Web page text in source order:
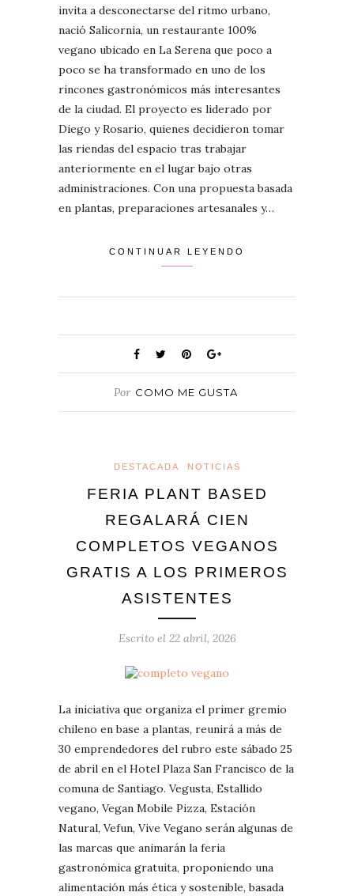
invita a desconectarse del ritmo urbano,
nació Salicornia, un restaurante 100%
vegano ubicado en La Serena que poco a
poco se ha transformado en uno de los
rincones gastronómicos más interesantes
de la ciudad. El proyecto es liderado por
Diego y Rosario, quienes decidieron tomar
las riendas del espacio tras trabajar
anteriormente en el lugar bajo otras
administraciones. Con una propuesta basada
en plantas, preparaciones artesanales y…
CONTINUAR LEYENDO
Por COMO ME GUSTA
DESTACADA NOTICIAS
FERIA PLANT BASED
REGALARÁ CIEN
COMPLETOS VEGANOS
GRATIS A LOS PRIMEROS
ASISTENTES
Escrito el 22 abril, 2026
La iniciativa que organiza el primer gremio
chileno en base a plantas, reunirá a más de
30 emprendedores del rubro este sábado 25
de abril en el Hotel Plaza San Francisco de la
comuna de Santiago. Vegusta, Estallido
vegano, Vegan Mobile Pizza, Estación
Natural, Vefun, Vive Vegano serán algunas de
las marcas que animarán la feria
gastronómica gratuita, proponiendo una
alimentación más ética y sostenible, basada